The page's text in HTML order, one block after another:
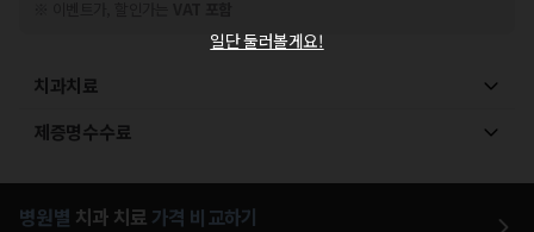
치과치료
제증명수수료
병원별 치과 치료 가격 비교하기
일단 둘러볼게요!